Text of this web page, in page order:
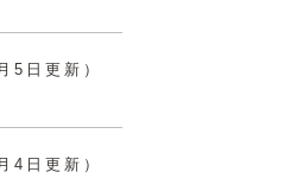
5日更新）
4日更新）